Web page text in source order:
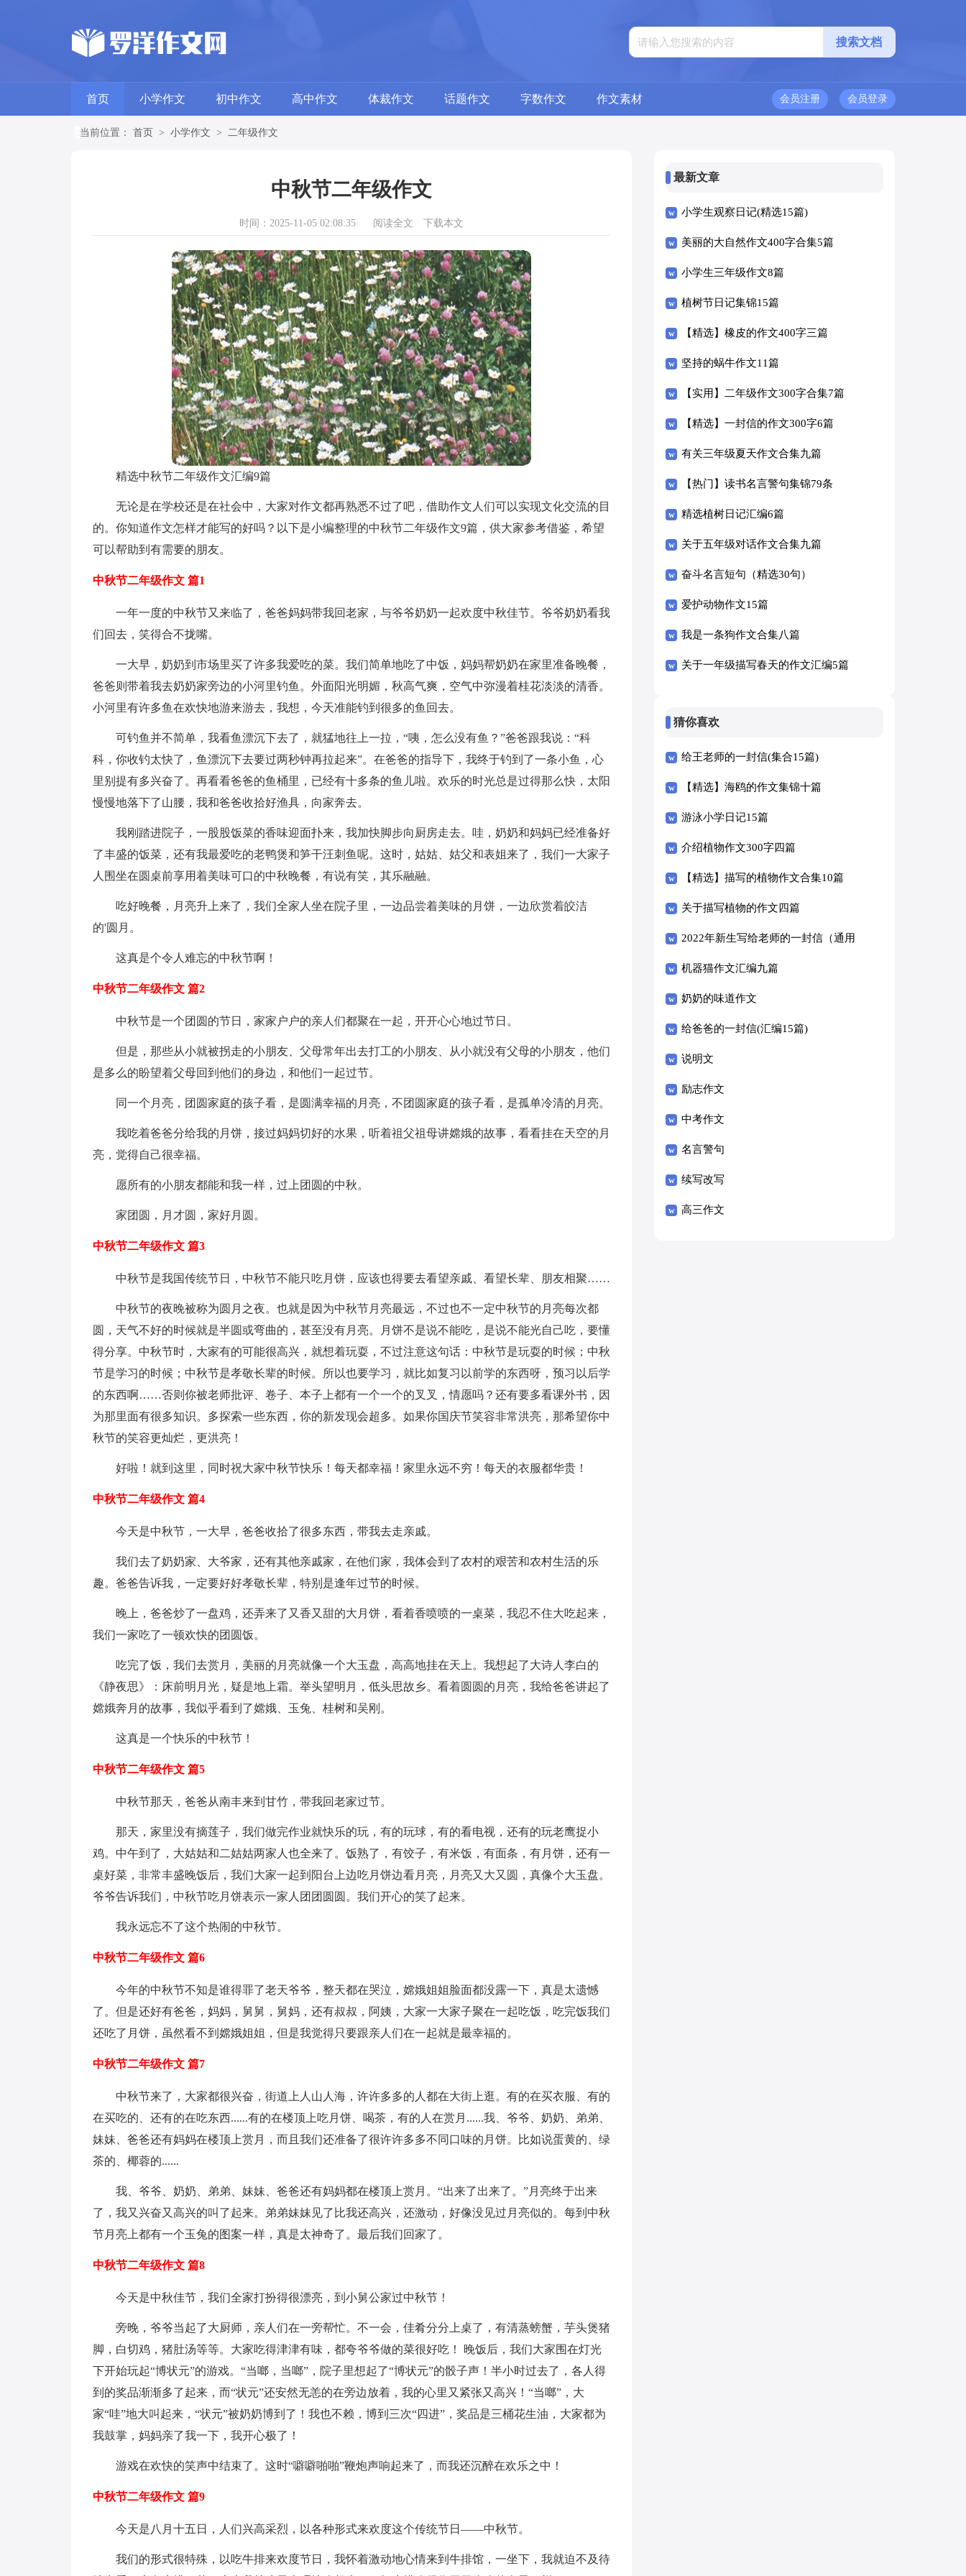
首页 小学作文 初中作文 高中作文 体裁作文 话题作文 字数作文 作文素材 会员登录
会员注册
当前位置： 首页 > 小学作文 > 二年级作文
中秋节二年级作文
时间：2025-11-05 02:08:35 阅读全文 下载本文
精选中秋节二年级作文汇编9篇
无论是在学校还是在社会中，大家对作文都再熟悉不过了吧，借助作文人们可以实现文化交流的目
的。你知道作文怎样才能写的好吗？以下是小编整理的中秋节二年级作文9篇，供大家参考借鉴，希望
可以帮助到有需要的朋友。
中秋节二年级作文 篇1
一年一度的中秋节又来临了，爸爸妈妈带我回老家，与爷爷奶奶一起欢度中秋佳节。爷爷奶奶看我
们回去，笑得合不拢嘴。
一大早，奶奶到市场里买了许多我爱吃的菜。我们简单地吃了中饭，妈妈帮奶奶在家里准备晚餐，
爸爸则带着我去奶奶家旁边的小河里钓鱼。外面阳光明媚，秋高气爽，空气中弥漫着桂花淡淡的清香。
小河里有许多鱼在欢快地游来游去，我想，今天准能钓到很多的鱼回去。
可钓鱼并不简单，我看鱼漂沉下去了，就猛地往上一拉，“咦，怎么没有鱼？”爸爸跟我说：“科
科，你收钓太快了，鱼漂沉下去要过两秒钟再拉起来”。在爸爸的指导下，我终于钓到了一条小鱼，心
里别提有多兴奋了。再看看爸爸的鱼桶里，已经有十多条的鱼儿啦。欢乐的时光总是过得那么快，太阳
慢慢地落下了山腰，我和爸爸收拾好渔具，向家奔去。
我刚踏进院子，一股股饭菜的香味迎面扑来，我加快脚步向厨房走去。哇，奶奶和妈妈已经准备好
了丰盛的饭菜，还有我最爱吃的老鸭煲和笋干汪刺鱼呢。这时，姑姑、姑父和表姐来了，我们一大家子
人围坐在圆桌前享用着美味可口的中秋晚餐，有说有笑，其乐融融。
吃好晚餐，月亮升上来了，我们全家人坐在院子里，一边品尝着美味的月饼，一边欣赏着皎洁
的'圆月。
这真是个令人难忘的中秋节啊！
中秋节二年级作文 篇2
中秋节是一个团圆的节日，家家户户的亲人们都聚在一起，开开心心地过节日。
但是，那些从小就被拐走的小朋友、父母常年出去打工的小朋友、从小就没有父母的小朋友，他们
是多么的盼望着父母回到他们的身边，和他们一起过节。
同一个月亮，团圆家庭的孩子看，是圆满幸福的月亮，不团圆家庭的孩子看，是孤单冷清的月亮。
我吃着爸爸分给我的月饼，接过妈妈切好的水果，听着祖父祖母讲嫦娥的故事，看看挂在天空的月
亮，觉得自己很幸福。
愿所有的小朋友都能和我一样，过上团圆的中秋。
家团圆，月才圆，家好月圆。
中秋节二年级作文 篇3
中秋节是我国传统节日，中秋节不能只吃月饼，应该也得要去看望亲戚、看望长辈、朋友相聚……
中秋节的夜晚被称为圆月之夜。也就是因为中秋节月亮最远，不过也不一定中秋节的月亮每次都
圆，天气不好的时候就是半圆或弯曲的，甚至没有月亮。月饼不是说不能吃，是说不能光自己吃，要懂
得分享。中秋节时，大家有的可能很高兴，就想着玩耍，不过注意这句话：中秋节是玩耍的时候；中秋
节是学习的时候；中秋节是孝敬长辈的时候。所以也要学习，就比如复习以前学的东西呀，预习以后学
的东西啊……否则你被老师批评、卷子、本子上都有一个一个的叉叉，情愿吗？还有要多看课外书，因
为那里面有很多知识。多探索一些东西，你的新发现会超多。如果你国庆节笑容非常洪亮，那希望你中
秋节的笑容更灿烂，更洪亮！
好啦！就到这里，同时祝大家中秋节快乐！每天都幸福！家里永远不穷！每天的衣服都华贵！
中秋节二年级作文 篇4
今天是中秋节，一大早，爸爸收拾了很多东西，带我去走亲戚。
我们去了奶奶家、大爷家，还有其他亲戚家，在他们家，我体会到了农村的艰苦和农村生活的乐
趣。爸爸告诉我，一定要好好孝敬长辈，特别是逢年过节的时候。
晚上，爸爸炒了一盘鸡，还弄来了又香又甜的大月饼，看着香喷喷的一桌菜，我忍不住大吃起来，
我们一家吃了一顿欢快的团圆饭。
吃完了饭，我们去赏月，美丽的月亮就像一个大玉盘，高高地挂在天上。我想起了大诗人李白的
《静夜思》：床前明月光，疑是地上霜。举头望明月，低头思故乡。看着圆圆的月亮，我给爸爸讲起了
嫦娥奔月的故事，我似乎看到了嫦娥、玉兔、桂树和吴刚。
这真是一个快乐的中秋节！
中秋节二年级作文 篇5
中秋节那天，爸爸从南丰来到甘竹，带我回老家过节。
那天，家里没有摘莲子，我们做完作业就快乐的玩，有的玩球，有的看电视，还有的玩老鹰捉小
鸡。中午到了，大姑姑和二姑姑两家人也全来了。饭熟了，有饺子，有米饭，有面条，有月饼，还有一
桌好菜，非常丰盛晚饭后，我们大家一起到阳台上边吃月饼边看月亮，月亮又大又圆，真像个大玉盘。
爷爷告诉我们，中秋节吃月饼表示一家人团团圆圆。我们开心的笑了起来。
我永远忘不了这个热闹的中秋节。
中秋节二年级作文 篇6
今年的中秋节不知是谁得罪了老天爷爷，整天都在哭泣，嫦娥姐姐脸面都没露一下，真是太遗憾
了。但是还好有爸爸，妈妈，舅舅，舅妈，还有叔叔，阿姨，大家一大家子聚在一起吃饭，吃完饭我们
还吃了月饼，虽然看不到嫦娥姐姐，但是我觉得只要跟亲人们在一起就是最幸福的。
中秋节二年级作文 篇7
中秋节来了，大家都很兴奋，街道上人山人海，许许多多的人都在大街上逛。有的在买衣服、有的
在买吃的、还有的在吃东西......有的在楼顶上吃月饼、喝茶，有的人在赏月......我、爷爷、奶奶、弟弟、
妹妹、爸爸还有妈妈在楼顶上赏月，而且我们还准备了很许许多多不同口味的月饼。比如说蛋黄的、绿
茶的、椰蓉的......
我、爷爷、奶奶、弟弟、妹妹、爸爸还有妈妈都在楼顶上赏月。“出来了出来了。”月亮终于出来
了，我又兴奋又高兴的叫了起来。弟弟妹妹见了比我还高兴，还激动，好像没见过月亮似的。每到中秋
节月亮上都有一个玉兔的图案一样，真是太神奇了。最后我们回家了。
中秋节二年级作文 篇8
今天是中秋佳节，我们全家打扮得很漂亮，到小舅公家过中秋节！
旁晚，爷爷当起了大厨师，亲人们在一旁帮忙。不一会，佳肴分分上桌了，有清蒸螃蟹，芋头煲猪
脚，白切鸡，猪肚汤等等。大家吃得津津有味，都夸爷爷做的菜很好吃！ 晚饭后，我们大家围在灯光
下开始玩起“博状元”的游戏。“当啷，当啷”，院子里想起了“博状元”的骰子声！半小时过去了，各人得
到的奖品渐渐多了起来，而“状元”还安然无恙的在旁边放着，我的心里又紧张又高兴！“当啷”，大
家“哇”地大叫起来，“状元”被奶奶博到了！我也不赖，博到三次“四进”，奖品是三桶花生油，大家都为
我鼓掌，妈妈亲了我一下，我开心极了！
游戏在欢快的笑声中结束了。这时“噼噼啪啪”鞭炮声响起来了，而我还沉醉在欢乐之中！
中秋节二年级作文 篇9
今天是八月十五日，人们兴高采烈，以各种形式来欢度这个传统节日——中秋节。
我们的形式很特殊，以吃牛排来欢度节日，我怀着激动地心情来到牛排馆，一坐下，我就迫不及待
最新文章
小学生观察日记(精选15篇)
美丽的大自然作文400字合集5篇
小学生三年级作文8篇
植树节日记集锦15篇
【精选】橡皮的作文400字三篇
坚持的蜗牛作文11篇
【实用】二年级作文300字合集7篇
【精选】一封信的作文300字6篇
有关三年级夏天作文合集九篇
【热门】读书名言警句集锦79条
精选植树日记汇编6篇
关于五年级对话作文合集九篇
奋斗名言短句（精选30句）
爱护动物作文15篇
我是一条狗作文合集八篇
关于一年级描写春天的作文汇编5篇
猜你喜欢
给王老师的一封信(集合15篇)
【精选】海鸥的作文集锦十篇
游泳小学日记15篇
介绍植物作文300字四篇
【精选】描写的植物作文合集10篇
关于描写植物的作文四篇
2022年新生写给老师的一封信（通用
8篇）
机器猫作文汇编九篇
奶奶的味道作文
给爸爸的一封信(汇编15篇)
说明文
励志作文
中考作文
名言警句
续写改写
高三作文